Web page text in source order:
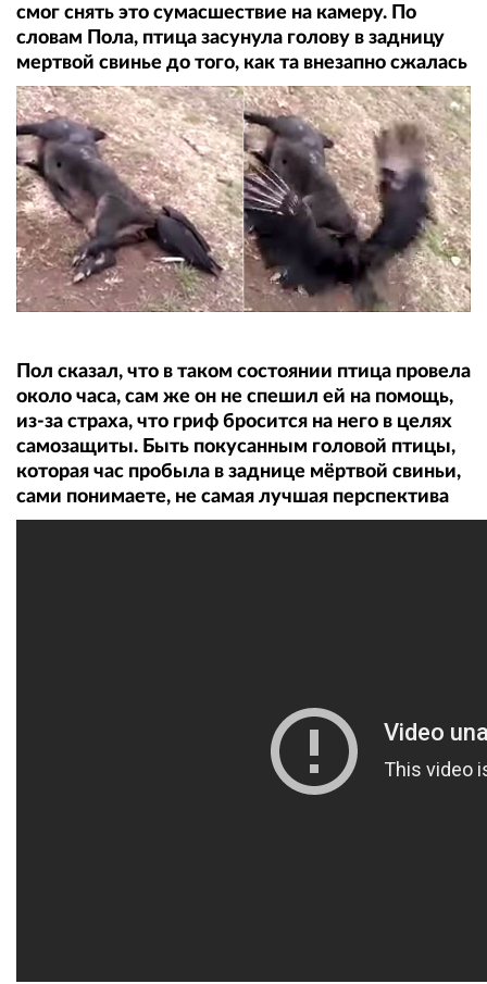
смог снять это сумасшествие на камеру. По
словам Пола, птица засунула голову в задницу
мертвой свинье до того, как та внезапно сжалась
Пол сказал, что в таком состоянии птица провела
около часа, сам же он не спешил ей на помощь,
из-за страха, что гриф бросится на него в целях
самозащиты. Быть покусанным головой птицы,
которая час пробыла в зaдницe мёртвой свиньи,
сами понимаете, не самая лучшая перспектива